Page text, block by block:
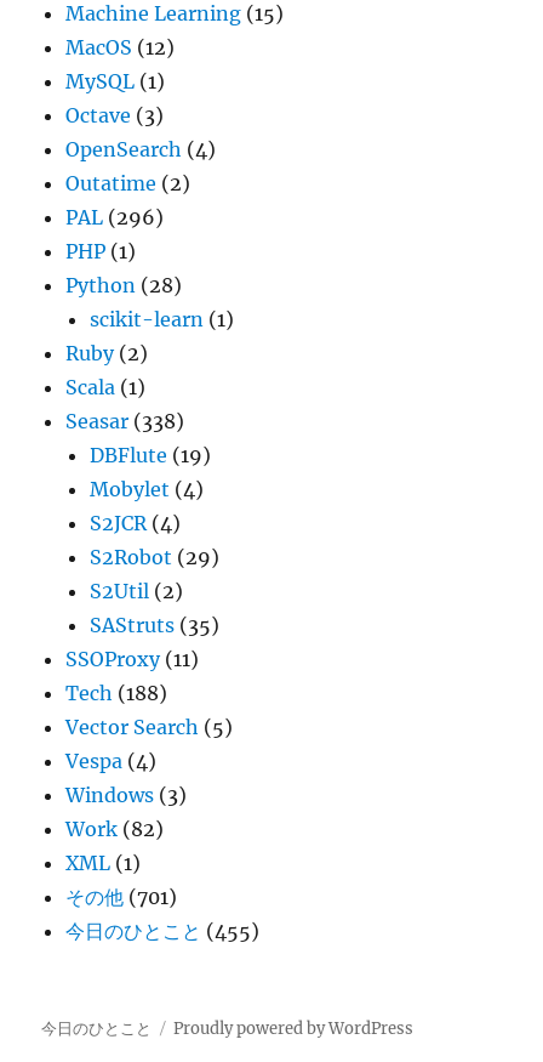
Machine Learning (15)
MacOS (12)
MySQL (1)
Octave (3)
OpenSearch (4)
Outatime (2)
PAL (296)
PHP (1)
Python (28)
scikit-learn (1)
Ruby(2)
Scala (1)
Seasar (338)
DBFlute (19)
Mobylet (4)
S2JCR(4)
S2Robot (29)
S2Util (2)
SAStruts (35)
SSOProxy(11)
Tech (188)
Vector Search (5)
Vespa (4)
Windows (3)
Work (82)
XML (1)
その他 (701)
今日のひとこと (455)
今日のひとこと Proudly powered by WordPress